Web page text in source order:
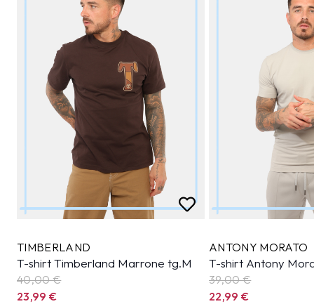
TIMBERLAND
T-shirt Timberland Marrone tg.M
40,00 €
23,99€
ANTONY MORATO
T-shirt Antony
39,00 €
22,99€